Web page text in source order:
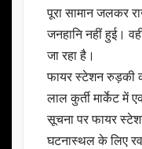
पूरा सामान जलकर
जनहानि नहीं हुई।
जा रहा है।
फायर स्टेशन रुड़की
लाल कुर्ती मार्केट
सूचना पर फायर
घटनास्थल के लिए